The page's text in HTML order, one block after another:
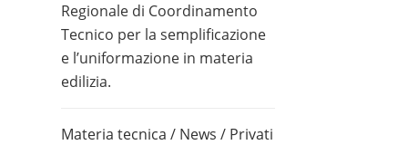
Regionale di Coordinamento
Tecnico per la semplificazione
e l’uniformazione in materia
edilizia.
Materia tecnica / News / Privati